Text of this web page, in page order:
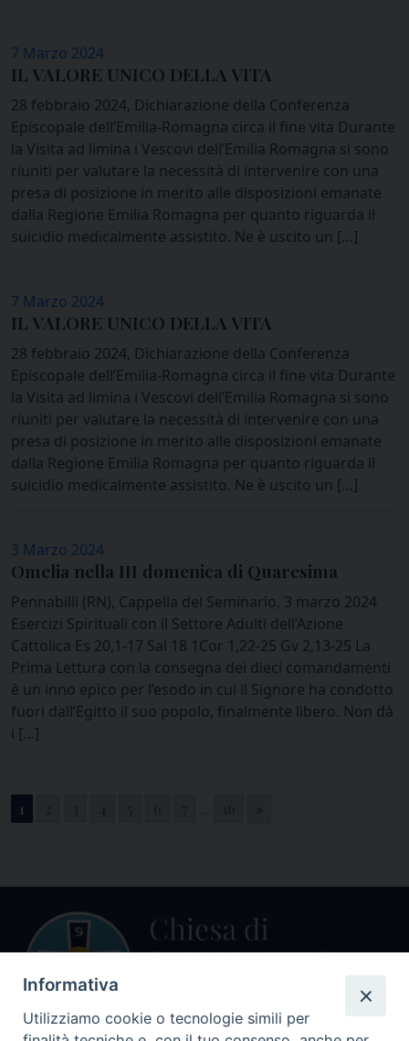
7 Marzo 2024
IL VALORE UNICO DELLA VITA
28 febbraio 2024, Dichiarazione della Conferenza
Episcopale dell’Emilia-Romagna circa il fine vita Durante
la Visita ad limina i Vescovi dell’Emilia Romagna si sono
riuniti per valutare la necessità di intervenire con una
presa di posizione in merito alle disposizioni emanate
dalla Regione Emilia Romagna per quanto riguarda il
suicidio medicalmente assistito. Ne è uscito un […]
7 Marzo 2024
IL VALORE UNICO DELLA VITA
28 febbraio 2024, Dichiarazione della Conferenza
Episcopale dell’Emilia-Romagna circa il fine vita Durante
la Visita ad limina i Vescovi dell’Emilia Romagna si sono
riuniti per valutare la necessità di intervenire con una
presa di posizione in merito alle disposizioni emanate
dalla Regione Emilia Romagna per quanto riguarda il
suicidio medicalmente assistito. Ne è uscito un […]
3 Marzo 2024
Omelia nella III domenica di Quaresima
Pennabilli (RN), Cappella del Seminario, 3 marzo 2024
Esercizi Spirituali con il Settore Adulti dell’Azione
Cattolica Es 20,1-17 Sal 18 1Cor 1,22-25 Gv 2,13-25 La
Prima Lettura con la consegna dei dieci comandamenti
è un inno epico per l’esodo in cui il Signore ha condotto
fuori dall’Egitto il suo popolo, finalmente libero. Non dà
i […]
1
Informativa
Utilizziamo cookie o tecnologie simili per